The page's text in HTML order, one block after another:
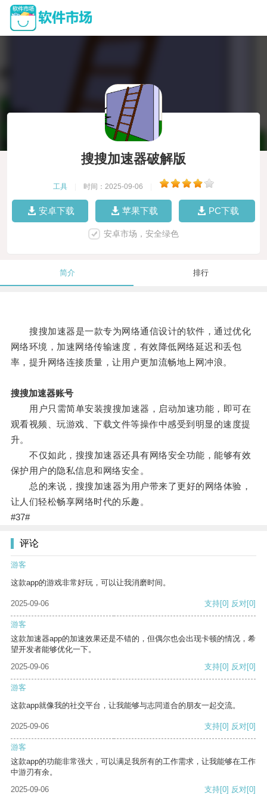
搜搜加速器破解版
工具 时间：2025-09-06
安卓下载 苹果下载 PC下载
安卓市场，安全绿色
简介 排行
搜搜加速器是一款专为网络通信设计的软件，通过优化
网络环境，加速网络传输速度，有效降低网络延迟和丢包
率，提升网络连接质量，让用户更加流畅地上网冲浪。
搜搜加速器账号
用户只需简单安装搜搜加速器，启动加速功能，即可在
观看视频、玩游戏、下载文件等操作中感受到明显的速度提
升。
不仅如此，搜搜加速器还具有网络安全功能，能够有效
保护用户的隐私信息和网络安全。
总的来说，搜搜加速器为用户带来了更好的网络体验，
让人们轻松畅享网络时代的乐趣。
#37#
评论
游客
这款app的游戏非常好玩，可以让我消磨时间。
2025-09-06 支持[0] 反对[0]
游客
这款加速器app的加速效果还是不错的，但偶尔也会出现卡顿的情况，希
望开发者能够优化一下。
2025-09-06
支持[0] 反对[0]
游客
这款app就像我的社交平台，让我能够与志同道合的朋友一起交流。
2025-09-06 支持[0] 反对[0]
游客
这款app的功能非常强大，可以满足我所有的工作需求，让我能够在工作
中游刃有余。
2025-09-06
支持[0] 反对[0]